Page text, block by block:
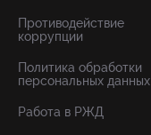
Противодействие
коррупции
Политика обработки
персональных данных
Работа в РЖД